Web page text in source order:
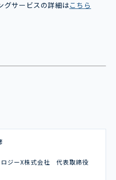
グサービスの詳細はこちら
ロジーX株式会社 代表取締役